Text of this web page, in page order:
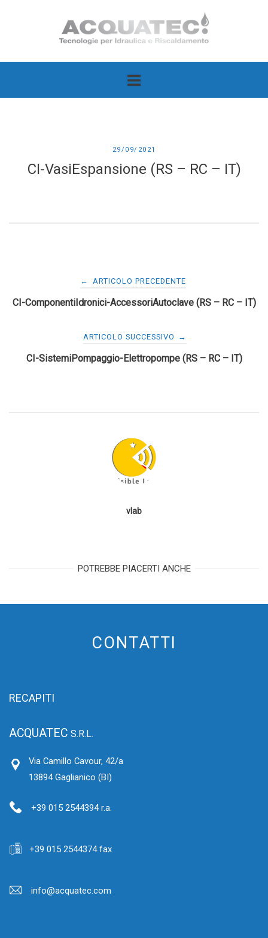
Home
29/09/2021
CI-VasiEspansione (RS – RC – IT)
Navigazione
articoli
← ARTICOLO PRECEDENTE
CI-ComponentiIdronici-AccessoriAutoclave (RS – RC – IT)
ARTICOLO SUCCESSIVO →
CI-SistemiPompaggio-Elettropompe (RS – RC – IT)
vlab
POTREBBE PIACERTI ANCHE
CONTATTI
RECAPITI
ACQUATEC S.R.L.
Via Camillo Cavour, 42/a
13894 Gaglianico (BI)
+39 015 2544394 r.a.
+39 015 2544374 fax
info@acquatec.com